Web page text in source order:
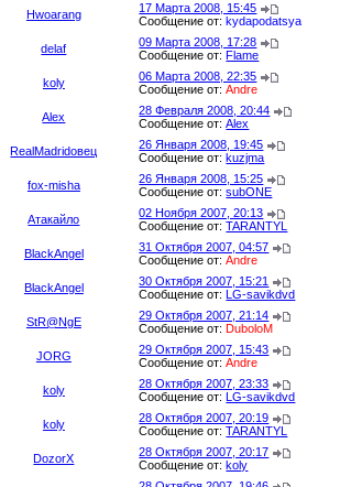
Hwoarang
17 Марта 2008, 15:45
Сообщение от:kydapodatsya
delaf
09 Марта 2008, 17:28
Сообщение от:Flame
koly
06 Марта 2008, 22:35
Сообщение от:Andre
Alex
28 Февраля 2008, 20:44
Сообщение от:Alex
RealMadridовец
26 Января 2008, 19:45
Сообщение от:kuzjma
fox-misha
26 Января 2008, 15:25
Сообщение от:subONE
Атакайло
02 Ноября 2007, 20:13
Сообщение от:TARANTYL
BlackAngel
31 Октября 2007, 04:57
Сообщение от:Andre
BlackAngel
30 Октября 2007, 15:21
Сообщение от:LG-savikdvd
StR@NgE
29 Октября 2007, 21:14
Сообщение от:DuboloM
JORG
29 Октября 2007, 15:43
Сообщение от:Andre
koly
28 Октября 2007, 23:33
Сообщение от:LG-savikdvd
koly
28 Октября 2007, 20:19
Сообщение от:TARANTYL
DozorX
28 Октября 2007, 20:17
Сообщение от:koly